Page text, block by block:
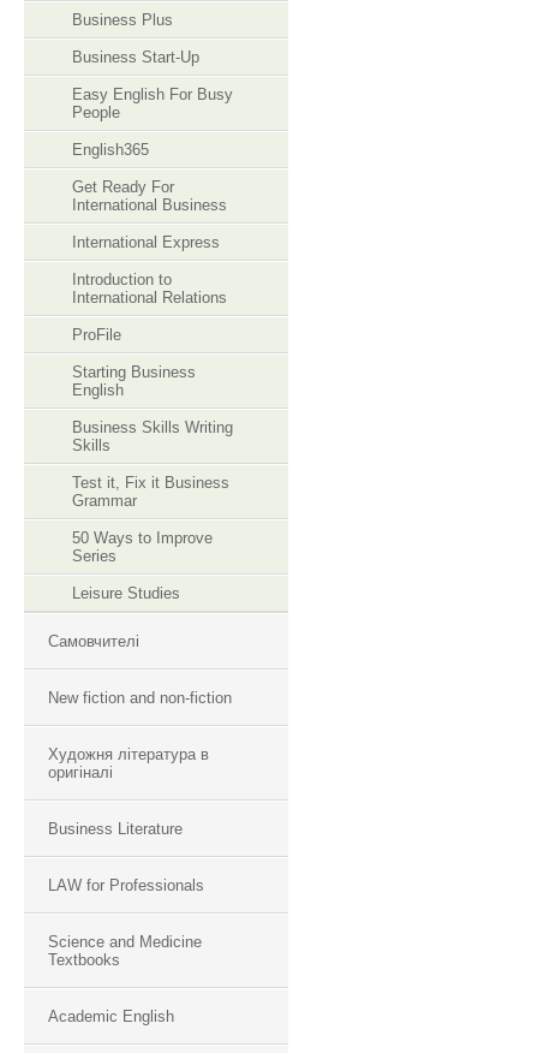
Business Plus
Business Start-Up
Easy English For Busy
People
English365
Get Ready For
International Business
International Express
Introduction to
International Relations
ProFile
Starting Business
English
Business Skills Writing
Skills
Test it, Fix it Business
Grammar
50 Ways to Improve
Series
Leisure Studies
Самовчителі
New fiction and non-fiction
Художня література в
оригіналі
Business Literature
LAW for Professionals
Science and Medicine
Textbooks
Academic English